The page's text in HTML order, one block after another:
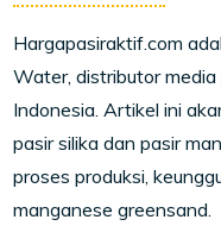
Hargapasiraktif.com
Water, distributor
Indonesia. Artikel ini
pasir silika dan pasir
proses produksi,
manganese greensand.